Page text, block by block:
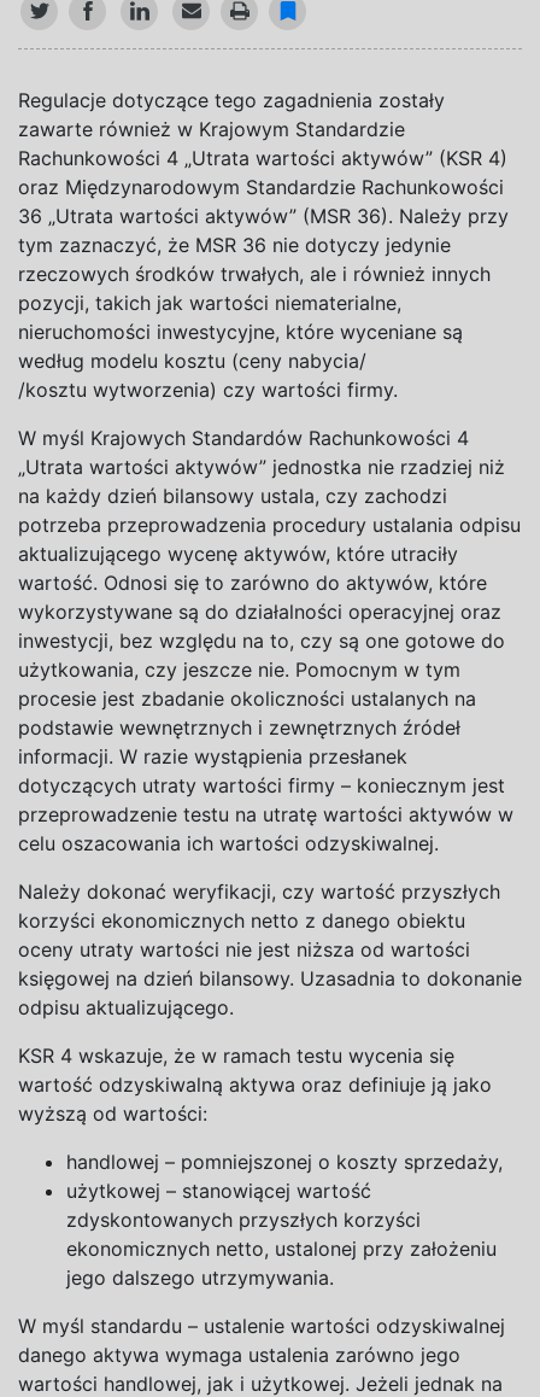
Regulacje dotyczące tego zagadnienia zostały
zawarte również w Krajowym Standardzie
Rachunkowości 4 „Utrata wartości aktywów” (KSR 4)
oraz Międzynarodowym Standardzie Rachunkowości
36 „Utrata wartości aktywów” (MSR 36). Należy przy
tym zaznaczyć, że MSR 36 nie dotyczy jedynie
rzeczowych środków trwałych, ale i również innych
pozycji, takich jak wartości niematerialne,
nieruchomości inwestycyjne, które wyceniane są
według modelu kosztu (ceny nabycia/
/kosztu wytworzenia) czy wartości firmy.
W myśl Krajowych Standardów Rachunkowości 4
„Utrata wartości aktywów” jednostka nie rzadziej niż
na każdy dzień bilansowy ustala, czy zachodzi
potrzeba przeprowadzenia procedury ustalania odpisu
aktualizującego wycenę aktywów, które utraciły
wartość. Odnosi się to zarówno do aktywów, które
wykorzystywane są do działalności operacyjnej oraz
inwestycji, bez względu na to, czy są one gotowe do
użytkowania, czy jeszcze nie. Pomocnym w tym
procesie jest zbadanie okoliczności ustalanych na
podstawie wewnętrznych i zewnętrznych źródeł
informacji. W razie wystąpienia przesłanek
dotyczących utraty wartości firmy – koniecznym jest
przeprowadzenie testu na utratę wartości aktywów w
celu oszacowania ich wartości odzyskiwalnej.
Należy dokonać weryfikacji, czy wartość przyszłych
korzyści ekonomicznych netto z danego obiektu
oceny utraty wartości nie jest niższa od wartości
księgowej na dzień bilansowy. Uzasadnia to dokonanie
odpisu aktualizującego.
KSR 4 wskazuje, że w ramach testu wycenia się
wartość odzyskiwalną aktywa oraz definiuje ją jako
wyższą od wartości:
handlowej – pomniejszonej o koszty sprzedaży,
użytkowej – stanowiącej wartość
zdyskontowanych przyszłych korzyści
ekonomicznych netto, ustalonej przy założeniu
jego dalszego utrzymywania.
W myśl standardu – ustalenie wartości odzyskiwalnej
danego aktywa wymaga ustalenia zarówno jego
wartości handlowej, jak i użytkowej. Jeżeli jednak na